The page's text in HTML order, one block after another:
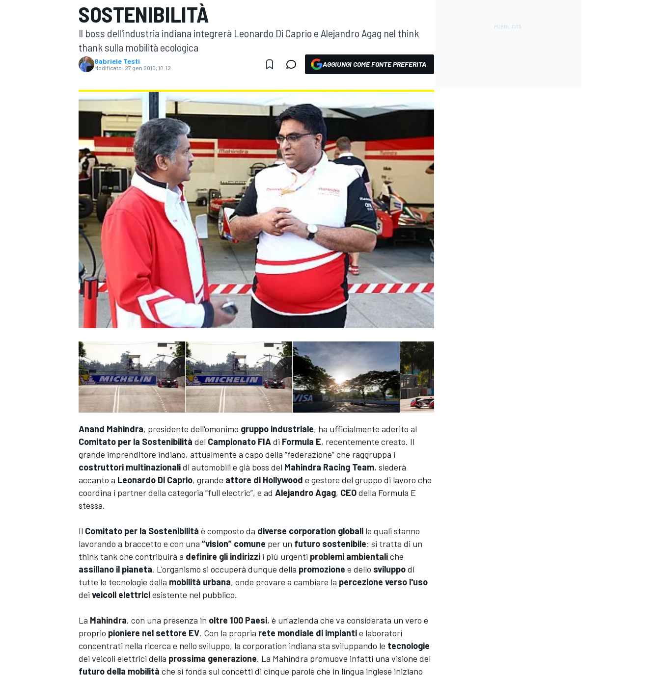
MOTOGP WEC
MONOPOSTO
SOSTENIBILITÀ
Il boss dell'industria indiana integrerà Leonardo Di Caprio e Alejandro Agag nel think
thank sulla mobilità ecologica
Gabriele Testi
Modificato: 27 gen 2016, 10:12 AGGIUNGI COME FONTE PREFERITA
Anand Mahindra, presidente dell'omonimo gruppo industriale, ha ufficialmente aderito al
Comitato per la Sostenibilità del Campionato FIAdi Formula E, recentemente creato. Il
grande imprenditore indiano, attualmente a capo della “federazione” che raggruppa i
costruttori multinazionalidi automobili e già boss del Mahindra Racing Team, siederà
accanto a Leonardo Di Caprio, grande attore di Hollywood e gestore del gruppo di lavoro che
coordina i partner della categoria “full electric”, e ad Alejandro Agag, CEOdella Formula E
stessa.
Il Comitato per la Sostenibilità è composto da diverse corporation globali le quali stanno
lavorando a braccetto e con una “vision” comune per un futuro sostenibile: si tratta di un
think tank che contribuirà a definire gli indirizzi i più urgenti problemi ambientaliche
assillano il pianeta. L'organismo si occuperà dunque della promozione e dello sviluppodi
tutte le tecnologie della mobilità urbana, onde provare a cambiare la percezione verso l'uso
dei veicoli elettriciesistente nel pubblico.
La Mahindra, con una presenza in oltre 100 Paesi, è un'azienda che va considerata un vero e
proprio pioniere nel settore EV. Con la propria rete mondiale di impiantie laboratori
concentrati nella ricerca e nello sviluppo, la corporation indiana sta sviluppando le tecnologie
dei veicoli elettrici della prossima generazione. La Mahindra promuove infatti una visione del
futuro della mobilità che si fonda sui concetti di cinque parole che in lingua inglese iniziano